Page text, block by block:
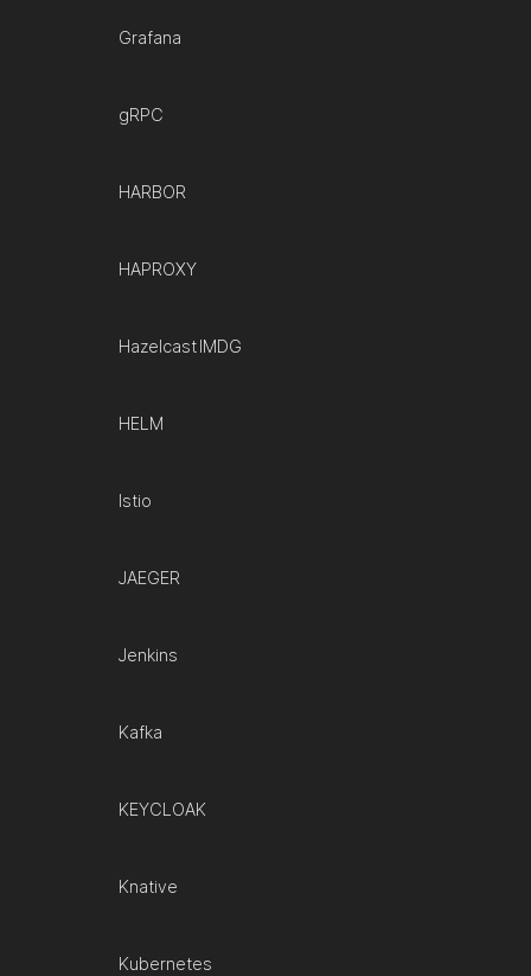
Grafana
gRPC
HARBOR
HAPROXY
Hazelcast IMDG
HELM
Istio
JAEGER
Jenkins
Kafka
KEYCLOAK
Knative
Kubernetes